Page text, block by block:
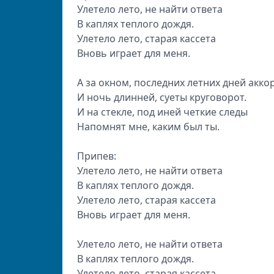
Улетело лето, не найти ответа
В каплях теплого дождя.
Улетело лето, старая кассета
Вновь играет для меня.
А за окном, последних летних дней
И ночь длинней, суеты круговорот.
И на стекле, под иней четкие следы
Напомнят мне, каким был ты.
Припев:
Улетело лето, не найти ответа
В каплях теплого дождя.
Улетело лето, старая кассета
Вновь играет для меня.
Улетело лето, не найти ответа
В каплях теплого дождя.